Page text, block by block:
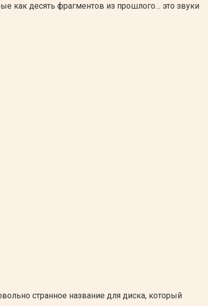
как десять фрагментов из прошлого… это звуки
странное название для диска, который